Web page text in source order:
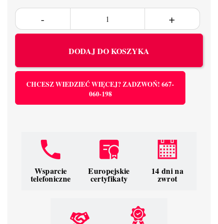
DODAJ DO KOSZYKA
CHCESZ WIEDZIEĆ WIĘCEJ? ZADZWOŃ! 667-
060-198
Wsparcie
telefoniczne
Europejskie
certyfikaty
14 dni na
zwrot